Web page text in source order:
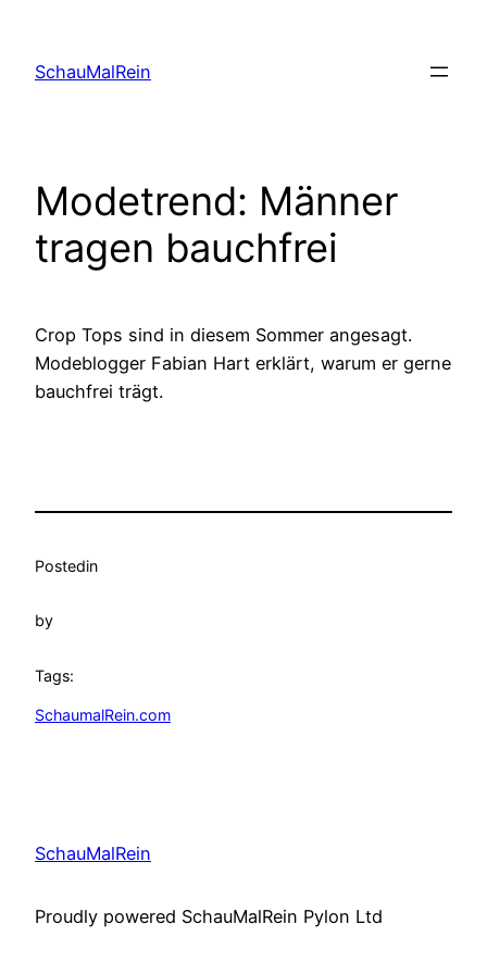
content
SchauMalRein
Modetrend: Männer
tragen bauchfrei
Crop Tops sind in diesem Sommer angesagt.
Modeblogger Fabian Hart erklärt, warum er gerne
bauchfrei trägt.
Postedin
by
Tags:
SchaumalRein.com
SchauMalRein
Proudly powered SchauMalRein Pylon Ltd